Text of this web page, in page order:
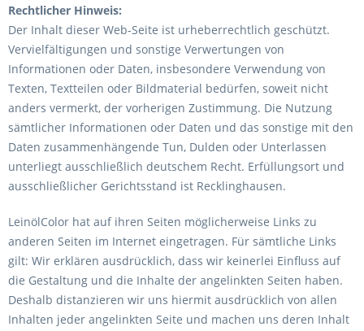
Rechtlicher Hinweis:
Der Inhalt dieser Web-Seite ist urheberrechtlich geschützt.
Vervielfältigungen und sonstige Verwertungen von
Informationen oder Daten, insbesondere Verwendung von
Texten, Textteilen oder Bildmaterial bedürfen, soweit nicht
anders vermerkt, der vorherigen Zustimmung. Die Nutzung
sämtlicher Informationen oder Daten und das sonstige mit den
Daten zusammenhängende Tun, Dulden oder Unterlassen
unterliegt ausschließlich deutschem Recht. Erfüllungsort und
ausschließlicher Gerichtsstand ist Recklinghausen.
LeinölColor hat auf ihren Seiten möglicherweise Links zu
anderen Seiten im Internet eingetragen. Für sämtliche Links
gilt: Wir erklären ausdrücklich, dass wir keinerlei Einfluss auf
die Gestaltung und die Inhalte der angelinkten Seiten haben.
Deshalb distanzieren wir uns hiermit ausdrücklich von allen
Inhalten jeder angelinkten Seite und machen uns deren Inhalt